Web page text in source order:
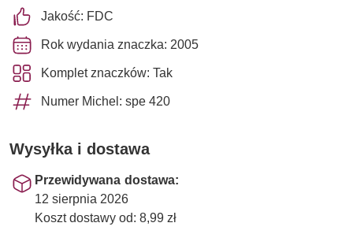
Jakość: FDC
Rok wydania znaczka: 2005
Komplet znaczków: Tak
Numer Michel: spe 420
Wysyłka i dostawa
Przewidywana dostawa:
12 sierpnia 2026
Koszt dostawy od: 8,99 zł